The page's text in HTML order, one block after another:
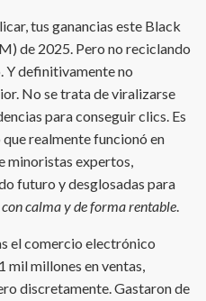
tus ganancias este Black
de 2025. Pero no reciclando
Y definitivamente no
No se trata de viralizarse
para conseguir clics. Es
realmente funcionó en
minoristas expertos,
futuro y desglosadas para
con calma y de forma rentable.
el comercio electrónico
millones en ventas,
discretamente. Gastaron de